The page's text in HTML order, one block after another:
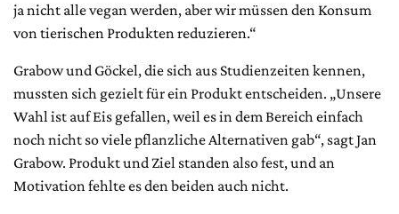
ja nicht alle vegan werden, aber wir müssen den Konsum
von tierischen Produkten reduzieren.“
Grabow und Göckel, die sich aus Studienzeiten kennen,
mussten sich gezielt für ein Produkt entscheiden. „Unsere
Wahl ist auf Eis gefallen, weil es in dem Bereich einfach
noch nicht so viele pflanzliche Alternativen gab“, sagt Jan
Grabow. Produkt und Ziel standen also fest, und an
Motivation fehlte es den beiden auch nicht.